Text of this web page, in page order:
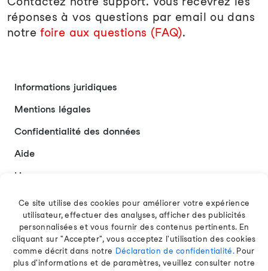
réponses à vos questions par email ou dans
notrefoire aux questions (FAQ).
Informations juridiques
Mentions légales
Confidentialité des données
Aide
Liens
Contact
Français
Ce site utilise des cookies pour améliorer votre expérience
utilisateur, effectuer des analyses, afficher des publicités
personnalisées et vous fournir des contenus pertinents. En
cliquant sur "Accepter", vous acceptez l'utilisation des cookies
comme décrit dans notre Déclaration de confidentialité.Pour
plus d'informations et de paramètres, veuillez consulter notre